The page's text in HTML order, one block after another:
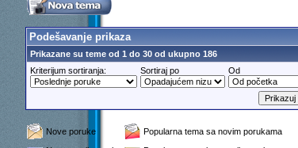
Podešavanje prikaza
Prikazane su teme od 1 do 30 od ukupno 186
Kriterijum sortiranja:
Sortiraj po Od
Nove poruke
Popularna tema sa novim porukama